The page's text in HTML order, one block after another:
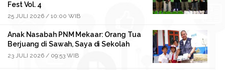
Fest Vol. 4
25 JULI 2026 / 10:00 WIB
Anak Nasabah PNM Mekaar: Orang Tua
Berjuang di Sawah, Saya di Sekolah
23 JULI 2026 / 09:53 WIB